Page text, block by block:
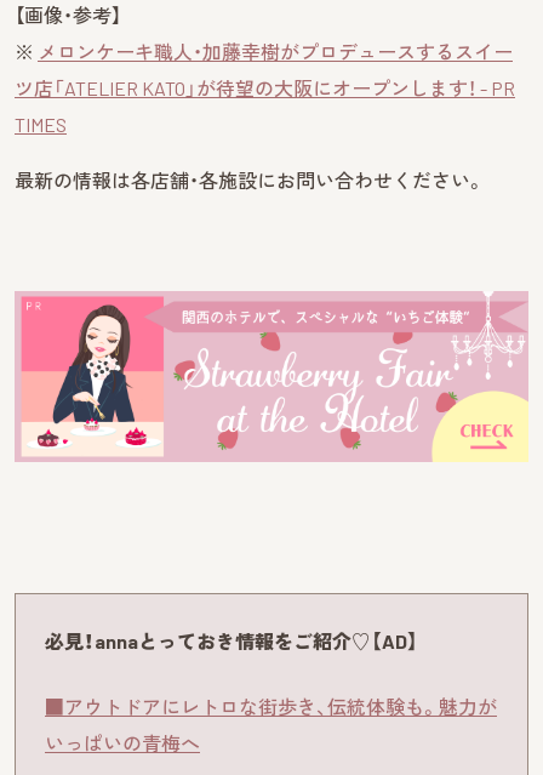
【画像・参考】
※ メロンケーキ職人・加藤幸樹がプロデュースするスイー
ツ店「ATELIER KATO」が待望の大阪にオープンします！ - PR
TIMES
最新の情報は各店舗・各施設にお問い合わせください。
必見！annaとっておき情報をご紹介♡【AD】
■アウトドアにレトロな街歩き、伝統体験も。魅力が
いっぱいの青梅へ